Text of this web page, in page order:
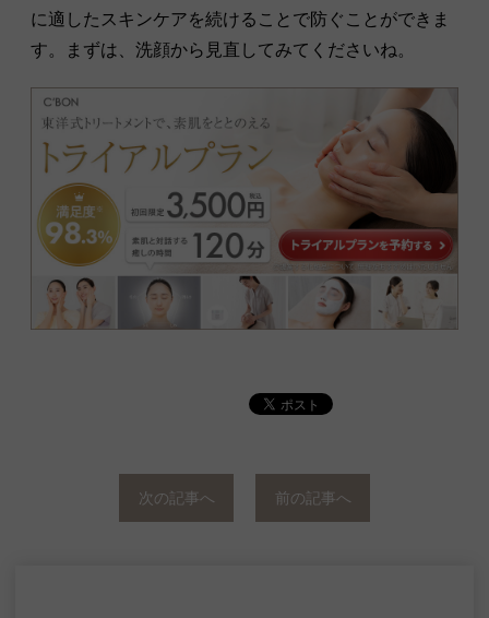
に適したスキンケアを続けることで防ぐことができま
す。まずは、洗顔から見直してみてくださいね。
次の記事へ 前の記事へ